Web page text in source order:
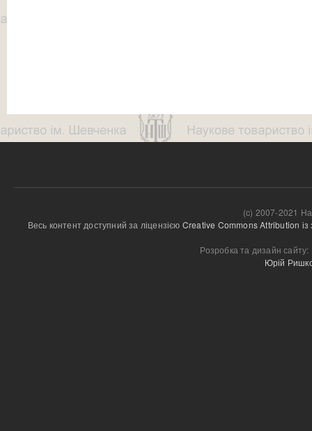
(c) 2007-2021
Весь контент доступний за ліцензією Creative Commons Attribution
Розробка та дизайн сайту:
Юрій